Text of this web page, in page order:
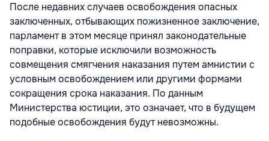
После недавних случаев освобождения опасных
заключенных, отбывающих пожизненное заключение,
парламент в этом месяце принял законодательные
поправки, которые исключили возможность
совмещения смягчения наказания путем амнистии с
условным освобождением или другими формами
сокращения срока наказания. По данным
Министерства юстиции, это означает, что в будущем
подобные освобождения будут невозможны.